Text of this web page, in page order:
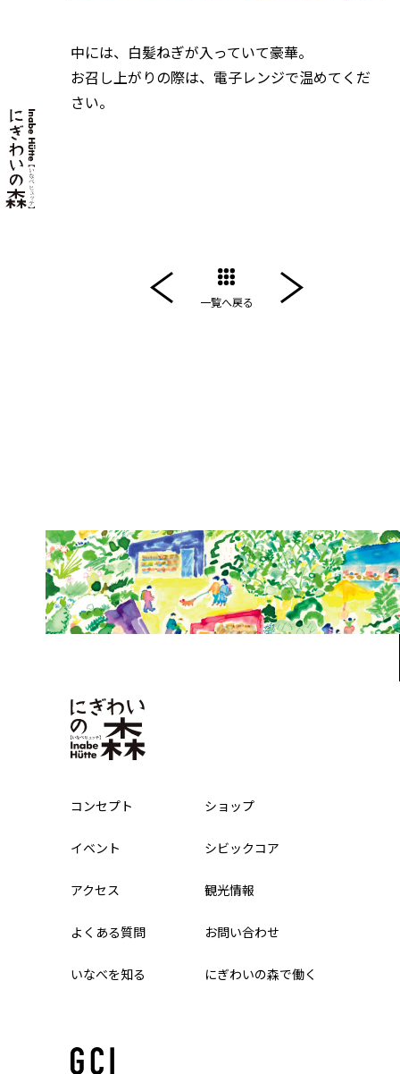
中には、白髪ねぎが入っていて豪華。
お召し上がりの際は、電子レンジで温めてくだ
さい。
一覧へ戻る
コンセプト ショップ
イベント シビックコア
アクセス 観光情報
よくある質問 お問い合わせ
いなべを知る にぎわいの森で働く